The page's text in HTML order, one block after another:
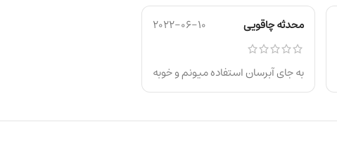
محدثه چاقویی 2022-06-10
به جای آبرسان استفاده میونم و خوبه